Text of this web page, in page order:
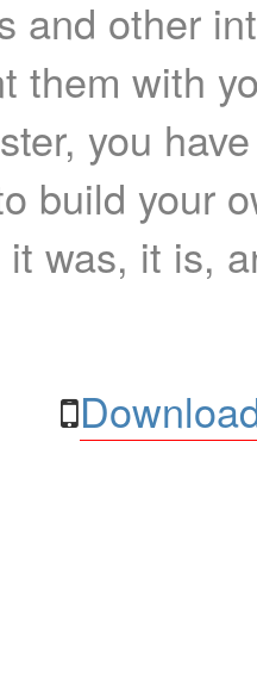
and other
them with
you
build your
it was, it is,